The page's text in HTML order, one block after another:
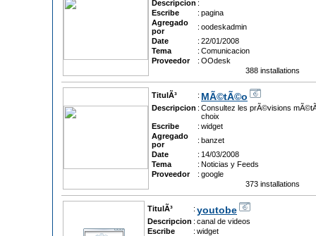
Descripcion :
Escribe
: pagina
Agregado
por
: oodeskadmin
Date
: 22/01/2008
Tema
: Comunicacion
Proveedor
: OOdesk
388 installations
TitulÃ³ : MÃ©tÃ©o
Descripcion : Consultez les prÃ©visions
choix
Escribe
: widget
Agregado
por
: banzet
Date
: 14/03/2008
Tema
: Noticias y Feeds
Proveedor
: google
373 installations
TitulÃ³ : youtobe
Descripcion : canal de videos
Escribe
: widget